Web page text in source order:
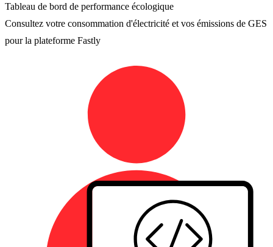
Tableau de bord de performance écologique
Consultez votre consommation d'électricité et vos émissions de GES
pour la plateforme Fastly